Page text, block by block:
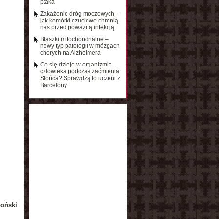
ptaka
Zakażenie dróg moczowych –
jak komórki czuciowe chronią
nas przed poważną infekcją
Blaszki mitochondrialne –
nowy typ patologii w mózgach
chorych na Alzheimera
Co się dzieje w organizmie
człowieka podczas zaćmienia
Słońca? Sprawdzą to uczeni z
Barcelony